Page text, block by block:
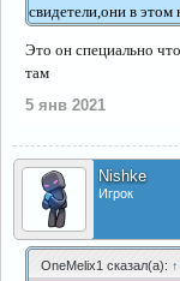
свидетели,они в этом
Это он специально
там
5 янв 2021
Nishke
Игрок
OneMelix1 сказал(а): ↑